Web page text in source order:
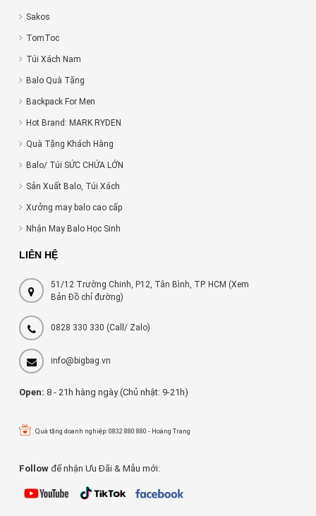
Sakos
TomToc
Túi Xách Nam
Balo Quà Tặng
Backpack For Men
Hot Brand: MARK RYDEN
Quà Tặng Khách Hàng
Balo/ Túi SỨC CHỨA LỚN
Sản Xuất Balo, Túi Xách
Xưởng may balo cao cấp
Nhận May Balo Học Sinh
LIÊN HỆ
51/12 Trường Chinh, P12, Tân Bình, TP. HCM (Xem
Bản Đồ chỉ đường)
0828 330 330 (Call/ Zalo)
info@bigbag.vn
Open: 8 - 21h hàng ngày (Chủ nhật: 9-21h)
Quà tặng doanh nghiệp: 0832 880 880 - Hoàng Trang
Follow để nhận Ưu Đãi & Mẫu mới: